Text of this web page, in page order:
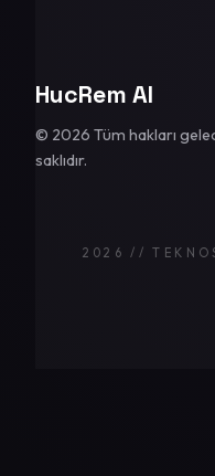
HucRem AI
© 2026 Tüm hakları
saklıdır.
2026 //